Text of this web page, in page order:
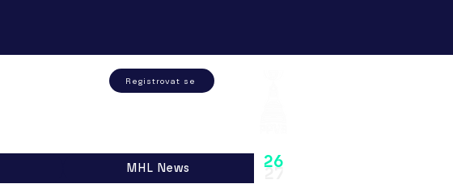
Registrovat se
MHL News 27
26